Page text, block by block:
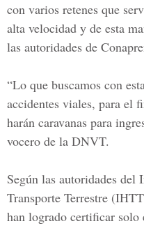
con varios retenes que
alta velocidad y de esta
las autoridades de
“Lo que buscamos con
accidentes viales, para el
harán caravanas para
vocero de la DNVT.
Según las autoridades del
Transporte Terrestre
han logrado certificar solo